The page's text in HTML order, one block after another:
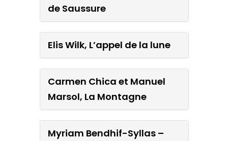
de Saussure
Elis Wilk, L’appel de la lune
Carmen Chica et Manuel
Marsol, La Montagne
Myriam Bendhif-Syllas –